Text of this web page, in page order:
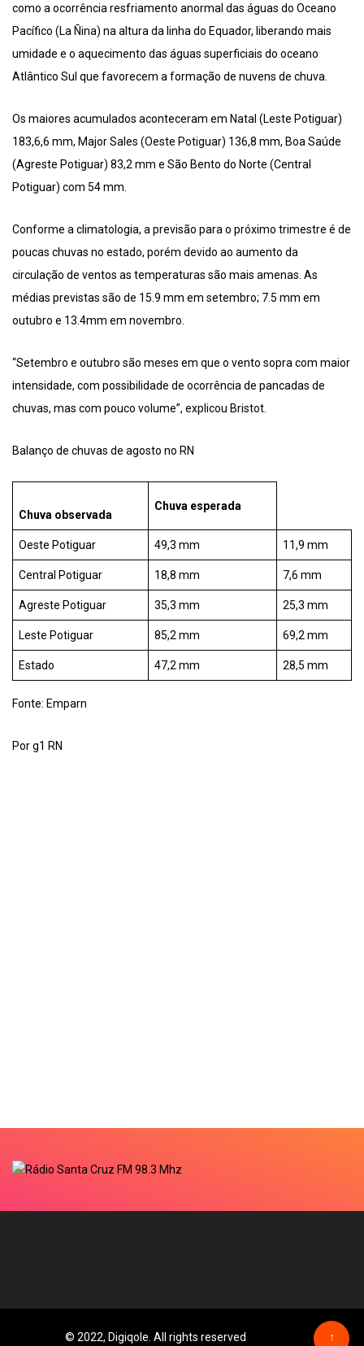
como a ocorrência resfriamento anormal das águas do Oceano
Pacífico (La Ñina) na altura da linha do Equador, liberando mais
umidade e o aquecimento das águas superficiais do oceano
Atlântico Sul que favorecem a formação de nuvens de chuva.
Os maiores acumulados aconteceram em Natal (Leste Potiguar)
183,6,6 mm, Major Sales (Oeste Potiguar) 136,8 mm, Boa Saúde
(Agreste Potiguar) 83,2 mm e São Bento do Norte (Central
Potiguar) com 54 mm.
Conforme a climatologia, a previsão para o próximo trimestre é de
poucas chuvas no estado, porém devido ao aumento da
circulação de ventos as temperaturas são mais amenas. As
médias previstas são de 15.9 mm em setembro; 7.5 mm em
outubro e 13.4mm em novembro.
“Setembro e outubro são meses em que o vento sopra com maior
intensidade, com possibilidade de ocorrência de pancadas de
chuvas, mas com pouco volume”, explicou Bristot.
Balanço de chuvas de agosto no RN
Chuva observada
Chuva esperada
Oeste Potiguar 49,3 mm 11,9 mm
Central Potiguar 18,8 mm 7,6 mm
Agreste Potiguar 35,3 mm 25,3 mm
Leste Potiguar 85,2 mm 69,2 mm
Estado 47,2 mm 28,5 mm
Fonte: Emparn
Por g1 RN
© 2022, Digiqole. All rights reserved ↑